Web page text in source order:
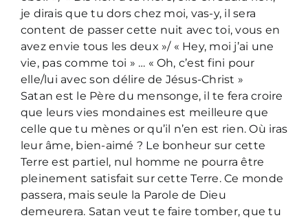
je dirais que tu dors chez moi, vas-y, il sera
content de passer cette nuit avec toi, vous en
avez envie tous les deux »/ « Hey, moi j’ai une
vie, pas comme toi » … « Oh, c’est fini pour
elle/lui avec son délire de Jésus-Christ »
Satan est le Père du mensonge, il te fera croire
que leurs vies mondaines est meilleure que
celle que tu mènes or qu’il n’en est rien. Où iras
leur âme, bien-aimé ? Le bonheur sur cette
Terre est partiel, nul homme ne pourra être
pleinement satisfait sur cette Terre. Ce monde
passera, mais seule la Parole de Dieu
demeurera. Satan veut te faire tomber, que tu